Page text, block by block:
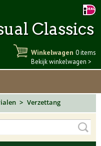
Classics
Winkelwagen 0 items
Bekijk winkelwagen >
Verzettang